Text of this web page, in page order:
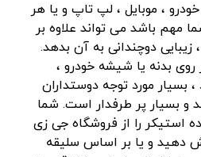
، موبایل ، لپ تاپ و یا هر
مهم باشد می تواند علاوه بر
دوچندانی به آن بدهد.
بدنه یا شیشه خودرو ،
مورد توجه دوستداران
بسیار پر طرفدار است. شما
استیکر را از فروشگاه جی زی
دهید و یا بر اساس سلیقه